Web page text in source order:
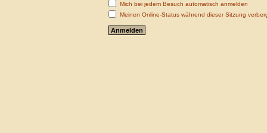
Mich bei jedem Besuch automatisch anmelden
Meinen Online-Status während dieser Sitzung